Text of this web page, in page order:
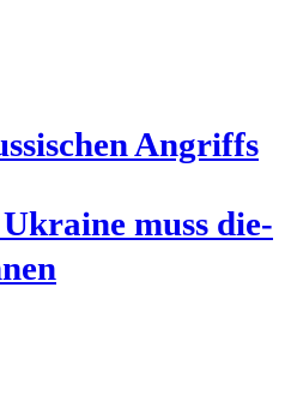
Angriffs
muss die­